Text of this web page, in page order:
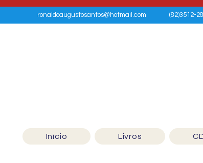
ronaldoaugustosantos@hotmail.com (82)3512-
Início Livros